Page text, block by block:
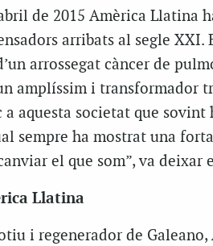
de 2015 Amèrica Llatina
arribats al segle XXI.
arrossegat càncer de
amplíssim i transformador
aquesta societat que sovint
sempre ha mostrat una
el que som”, va deixar
Llatina
i regenerador de